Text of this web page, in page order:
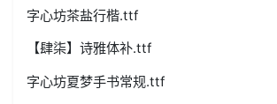
字心坊茶盐行楷.ttf
【肆柒】诗雅体补.ttf
字心坊夏梦手书常规.ttf